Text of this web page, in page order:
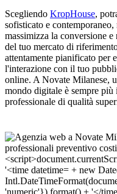
Scegliendo KropHouse,
sofisticato e
massimizza la conversione
del tuo mercato di
attentamente pianificato per
l'interazione con il tuo
online. A Novate Milanese,
mondo digitale è sempre più
professionale di qualità